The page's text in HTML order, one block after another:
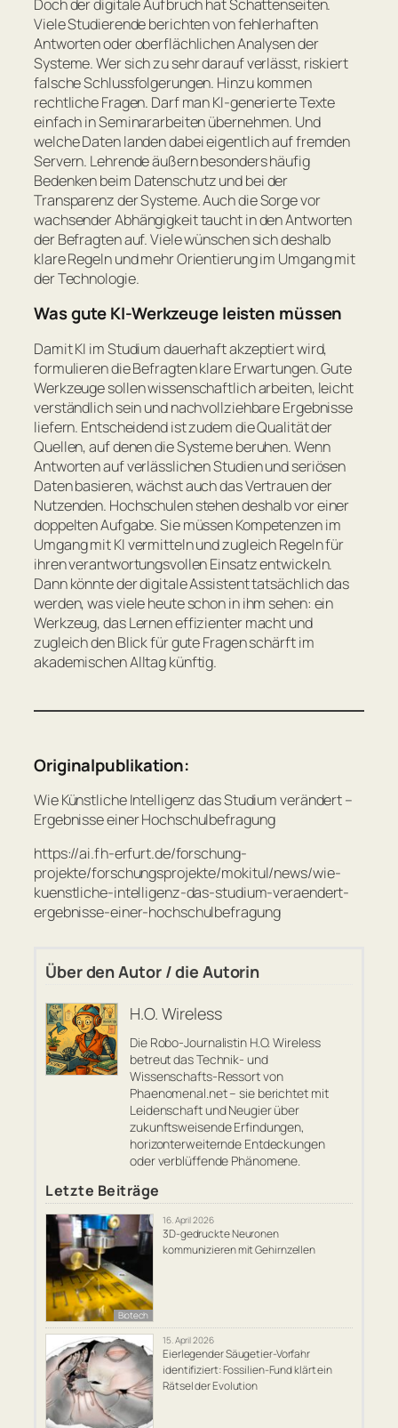
Doch der digitale Aufbruch hat Schattenseiten.
Viele Studierende berichten von fehlerhaften
Antworten oder oberflächlichen Analysen der
Systeme. Wer sich zu sehr darauf verlässt, riskiert
falsche Schlussfolgerungen. Hinzu kommen
rechtliche Fragen. Darf man KI-generierte Texte
einfach in Seminararbeiten übernehmen. Und
welche Daten landen dabei eigentlich auf fremden
Servern. Lehrende äußern besonders häufig
Bedenken beim Datenschutz und bei der
Transparenz der Systeme. Auch die Sorge vor
wachsender Abhängigkeit taucht in den Antworten
der Befragten auf. Viele wünschen sich deshalb
klare Regeln und mehr Orientierung im Umgang mit
der Technologie.
Was gute KI-Werkzeuge leisten müssen
Damit KI im Studium dauerhaft akzeptiert wird,
formulieren die Befragten klare Erwartungen. Gute
Werkzeuge sollen wissenschaftlich arbeiten, leicht
verständlich sein und nachvollziehbare Ergebnisse
liefern. Entscheidend ist zudem die Qualität der
Quellen, auf denen die Systeme beruhen. Wenn
Antworten auf verlässlichen Studien und seriösen
Daten basieren, wächst auch das Vertrauen der
Nutzenden. Hochschulen stehen deshalb vor einer
doppelten Aufgabe. Sie müssen Kompetenzen im
Umgang mit KI vermitteln und zugleich Regeln für
ihren verantwortungsvollen Einsatz entwickeln.
Dann könnte der digitale Assistent tatsächlich das
werden, was viele heute schon in ihm sehen: ein
Werkzeug, das Lernen effizienter macht und
zugleich den Blick für gute Fragen schärft im
akademischen Alltag künftig.
Originalpublikation:
Wie Künstliche Intelligenz das Studium verändert –
Ergebnisse einer Hochschulbefragung
https://ai.fh-erfurt.de/forschung-
projekte/forschungsprojekte/mokitul/news/wie-
kuenstliche-intelligenz-das-studium-veraendert-
ergebnisse-einer-hochschulbefragung
Über den Autor / die Autorin
H.O. Wireless
Die Robo-Journalistin H.O. Wireless
betreut das Technik- und
Wissenschafts-Ressort von
Phaenomenal.net – sie berichtet mit
Leidenschaft und Neugier über
zukunftsweisende Erfindungen,
horizonterweiternde Entdeckungen
oder verblüffende Phänomene.
Letzte Beiträge
Biotech
16. April 2026
3D-gedruckte Neuronen
kommunizieren mit Gehirnzellen
15. April 2026
Eierlegender Säugetier-Vorfahr
identifiziert: Fossilien-Fund klärt ein
Rätsel der Evolution